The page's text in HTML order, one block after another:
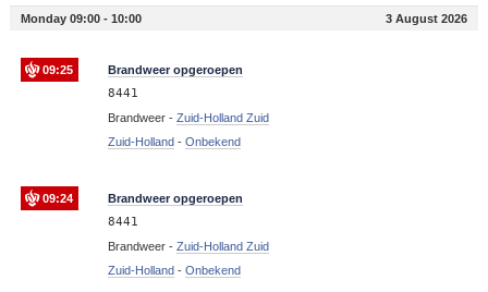
Monday 09:00 - 10:00 3 August 2026
09:25 Brandweer opgeroepen
8441
Brandweer - Zuid-Holland Zuid
Zuid-Holland - Onbekend
09:24 Brandweer opgeroepen
8441
Brandweer - Zuid-Holland Zuid
Zuid-Holland - Onbekend